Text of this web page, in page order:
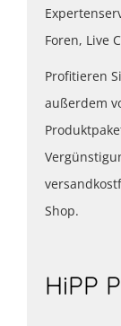
Foren, Live
Profitieren
außerdem
Shop.
HiPP